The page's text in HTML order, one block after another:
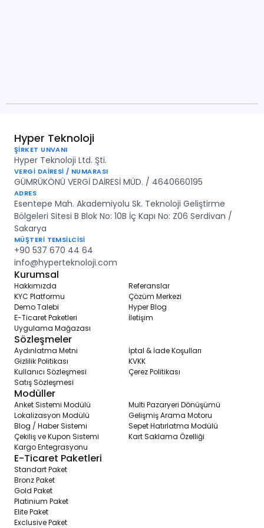
Hyper Teknoloji
ŞİRKET UNVANI
Hyper Teknoloji Ltd. Şti.
VERGİ DAİRESİ / NUMARASI
GÜMRÜKÖNÜ VERGİ DAİRESİ MÜD. / 4640660195
ADRES
Esentepe Mah. Akademiyolu Sk. Teknoloji Geliştirme
Bölgeleri Sitesi B Blok No: 10B İç Kapı No: Z06 Serdivan /
Sakarya
MÜŞTERİ TEMSİLCİSİ
+90 537 670 44 64
info@hyperteknoloji.com
Kurumsal
Hakkımızda
KYC Platformu
Demo Talebi
E-Ticaret Paketleri
Uygulama Mağazası
Referanslar
Çözüm Merkezi
Hyper Blog
İletişim
Sözleşmeler
Aydınlatma Metni
Gizlilik Politikası
Kullanıcı Sözleşmesi
Satış Sözleşmesi
İptal & İade Koşulları
KVKK
Çerez Politikası
Modüller
Anket Sistemi Modülü
Lokalizasyon Modülü
Blog / Haber Sistemi
Çekiliş ve Kupon Sistemi
Kargo Entegrasyonu
Multi Pazaryeri Dönüşümü
Gelişmiş Arama Motoru
Sepet Hatırlatma Modülü
Kart Saklama Özelliği
E-Ticaret Paketleri
Standart Paket
Bronz Paket
Gold Paket
Platinium Paket
Elite Paket
Exclusive Paket